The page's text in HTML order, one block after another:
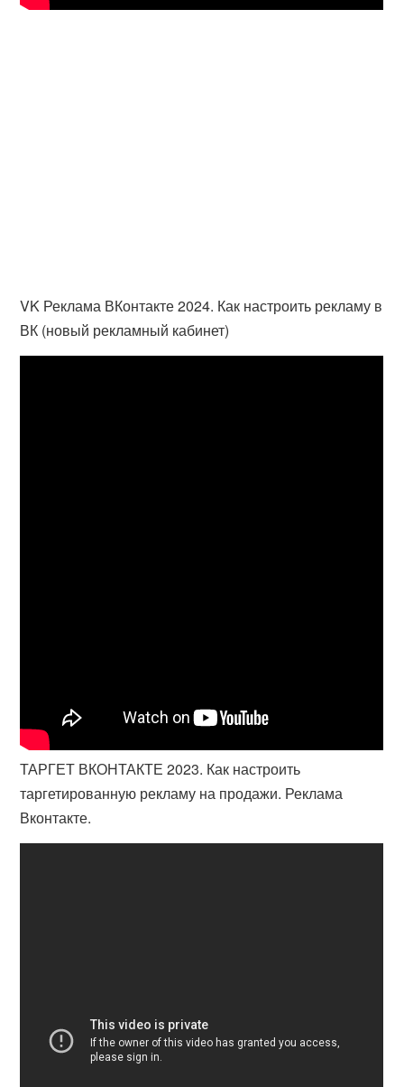
VK Реклама ВКонтакте 2024. Как настроить рекламу в
ВК (новый рекламный кабинет)
ТАРГЕТ ВКОНТАКТЕ 2023. Как настроить
таргетированную рекламу на продажи. Реклама
Вконтакте.